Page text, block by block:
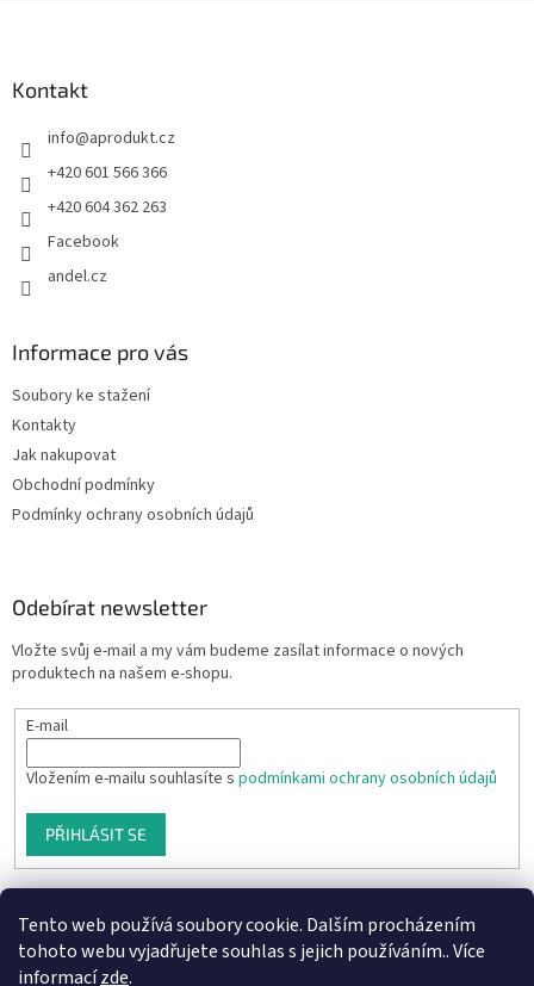
Tento web používá soubory cookie. Dalším procházením
tohoto webu vyjadřujete souhlas s jejich používáním.. Více
informacízde.
Kontakt
info@aprodukt.cz
+420 601 566 366
+420 604 362 263
Facebook
andel.cz
Informace pro vás
Soubory ke stažení
Kontakty
Jak nakupovat
Obchodní podmínky
Podmínky ochrany osobních údajů
Odebírat newsletter
Vložte svůj e-mail a my vám budeme zasílat informace o nových
produktech na našem e-shopu.
E-mail
Vložením e-mailu souhlasíte s podmínkami ochrany osobních údajů
PŘIHLÁSIT SE